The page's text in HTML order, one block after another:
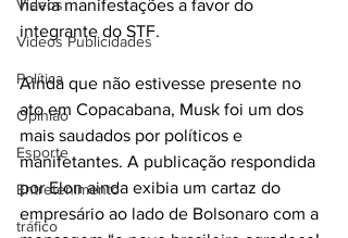
Videos
Videos Publicidades
Política
Opinião
Esporte
Entretenimento
tráfico
havia manifestações a favor do
integrante do STF.
Ainda que não estivesse presente no
ato em Copacabana, Musk foi um dos
mais saudados por políticos e
manifetantes. A publicação respondida
por Elon ainda exibia um cartaz do
empresário ao lado de Bolsonaro com a